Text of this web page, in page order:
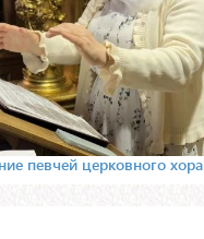
певчей церковного хора